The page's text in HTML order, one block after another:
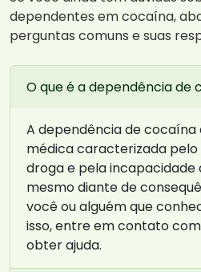
dependentes em cocaína,
perguntas comuns e suas
O que é a dependência de
A dependência de cocaína
médica caracterizada
droga e pela incapacidade
mesmo diante de
você ou alguém que
isso, entre em contato
obter ajuda.